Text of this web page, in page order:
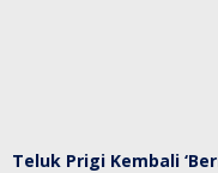
Teluk Prigi Kembali